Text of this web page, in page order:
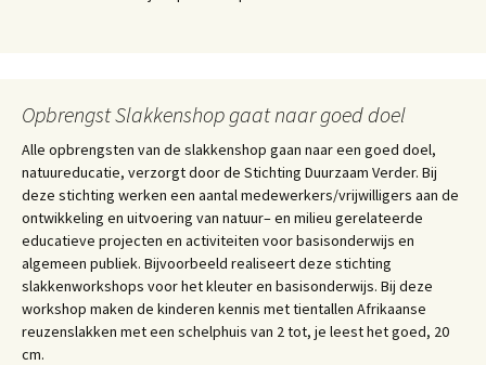
Opbrengst Slakkenshop gaat naar goed doel
Alle opbrengsten van de slakkenshop gaan naar een goed doel,
natuureducatie, verzorgt door de Stichting Duurzaam Verder. Bij
deze stichting werken een aantal medewerkers/vrijwilligers aan de
ontwikkeling en uitvoering van natuur– en milieu gerelateerde
educatieve projecten en activiteiten voor basisonderwijs en
algemeen publiek. Bijvoorbeeld realiseert deze stichting
slakkenworkshops voor het kleuter en basisonderwijs. Bij deze
workshop maken de kinderen kennis met tientallen Afrikaanse
reuzenslakken met een schelphuis van 2 tot, je leest het goed, 20
cm.